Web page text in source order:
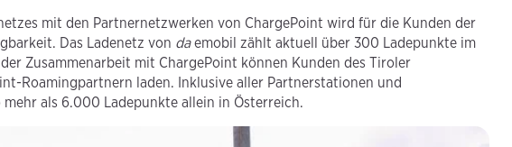
mit den Partnernetzwerken von ChargePoint wird für die Kunden der
Das Ladenetz von daemobil zählt aktuell über 300 Ladepunkte im
Zusammenarbeit mit ChargePoint können Kunden des Tiroler
Roamingpartnern laden. Inklusive aller Partnerstationen und
als 6.000 Ladepunkte allein in Österreich.